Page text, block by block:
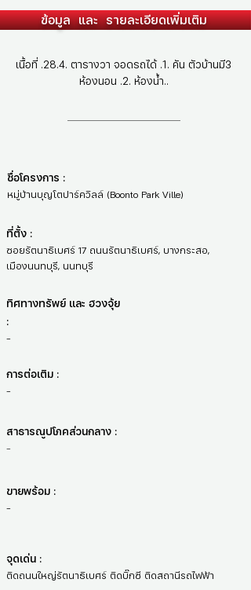
ข้อมูล และ รายละเอียดเพิ่มเติม
เนื้อที่ .28.4. ตารางวา จอดรถได้ .1. คัน ตัวบ้านมี3
ห้องนอน .2. ห้องน้ำ..
ชื่อโครงการ :
หมู่บ้านบุญโตปาร์ควิลล์ (Boonto Park Ville)
ที่ตั้ง :
ซอยรัตนาธิเบศร์ 17 ถนนรัตนาธิเบศร์, บางกระสอ,
เมืองนนทบุรี, นนทบุรี
ทิศทางทรัพย์ และ ฮวงจุ้ย
:
-
การต่อเติม :
-
สาธารณูปโภคส่วนกลาง :
-
ขายพร้อม :
-
จุดเด่น :
ติดถนนใหญ่รัตนาธิเบศร์ ติดบิ๊กซี ติดสถานีรถไฟฟ้า